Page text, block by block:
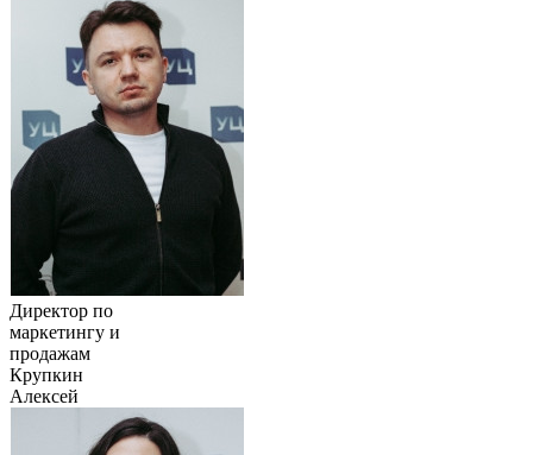
Директор по
маркетингу и
продажам
Крупкин
Алексей